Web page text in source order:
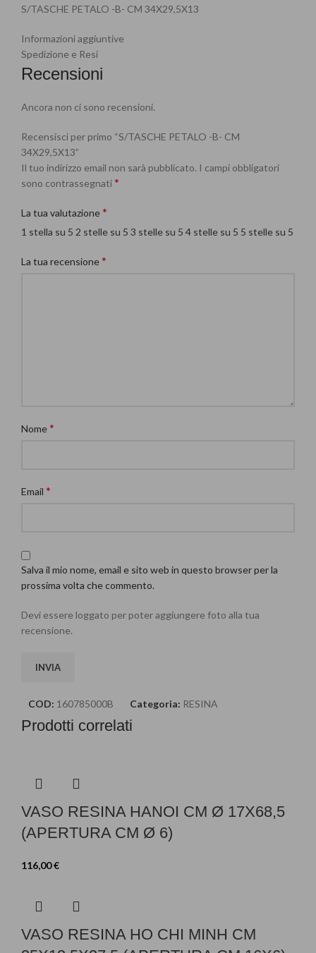
S/TASCHE PETALO -B- CM 34X29,5X13
Informazioni aggiuntive
Spedizione e Resi
Recensioni
Ancora non ci sono recensioni.
Recensisci per primo “S/TASCHE PETALO -B- CM
34X29,5X13”
Il tuo indirizzo email non sarà pubblicato. I campi obbligatori
sono contrassegnati*
La tua valutazione*
1 stella su 5 2 stelle su 5 3 stelle su 5 4 stelle su 5 5 stelle su 5
La tua recensione*
Nome*
Email *
Salva il mio nome, email e sito web in questo browser per la
prossima volta che commento.
Devi essere loggato per poter aggiungere foto alla tua
recensione.
COD: 160785000B Categoria: RESINA
Prodotti correlati
VASO RESINA HANOI CM Ø 17X68,5
(APERTURA CM Ø 6)
116,00€
VASO RESINA HO CHI MINH CM